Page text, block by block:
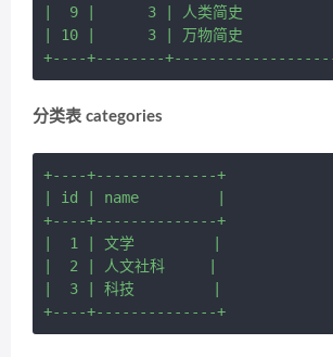
|  9 |      3 | 人类简史
| 10 |      3 | 万物简史
分类表 categories
+----+--------------+
| id | name         |
+----+--------------+
|  1 | 文学         |
|  2 | 人文社科     |
|  3 | 科技         |